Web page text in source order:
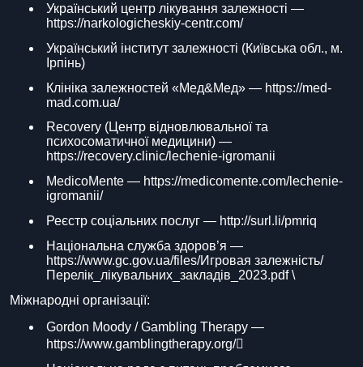
Український центр лікування залежності —
https://narkologicheskiy-centr.com/
Український інститут залежності (Київська обл., м.
Ірпінь)
Клініка залежностей «Мед&Мед» — https://med-
mad.com.ua/
Recovery (Центр відновлювальної та
психосоматичної медицини) —
https://recovery.clinic/lechenie-igromanii
MedicoMente — https://medicomente.com/lechenie-
igromanii/
Реєстр соціальних послуг — http://surl.li/pmriq
Національна служба здоров’я —
https://www.gc.gov.ua/files/Игровая залежність/
Перелік_лікувальних_закладів_2023.pdf \
Міжнародні організації:
Gordon Moody / Gambling Therapy —
https://www.gamblingtherapy.org/